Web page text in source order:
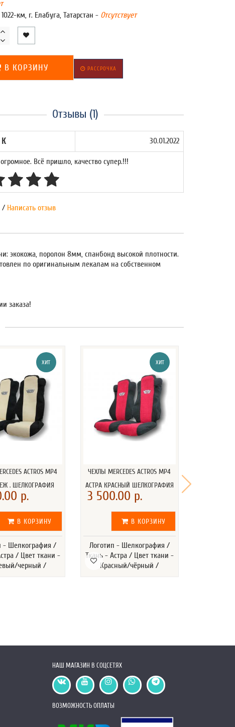
км, г. Елабуга, Татарстан - Отсутствует
В КОРЗИНУ РАССРОЧКА
Отзывы (1)
К 30.01.2022
Всё пришло, качество супер.!!!
/ Написать отзыв
экокожа, поролон 8мм, спанбонд высокой плотности.
по оригинальным лекалам на собственном
заказа!
ХИТ
AСTROS MP4
. ШЕЛКОГРАФИЯ
р.
В КОРЗИНУ
- Шелкография /
/ Цвет ткани -
черный /
ХИТ
ЧЕХЛЫ MERCEDES AСTROS MP4
АСТРА КРАСНЫЙ ШЕЛКОГРАФИЯ
3 500.00 р.
В КОРЗИНУ
Логотип - Шелкография /
Ткань - Астра / Цвет ткани -
Красный/чёрный /
НАШ МАГАЗИН В СОЦСЕТЯХ
ВОЗМОЖНОСТЬ ОПЛАТЫ